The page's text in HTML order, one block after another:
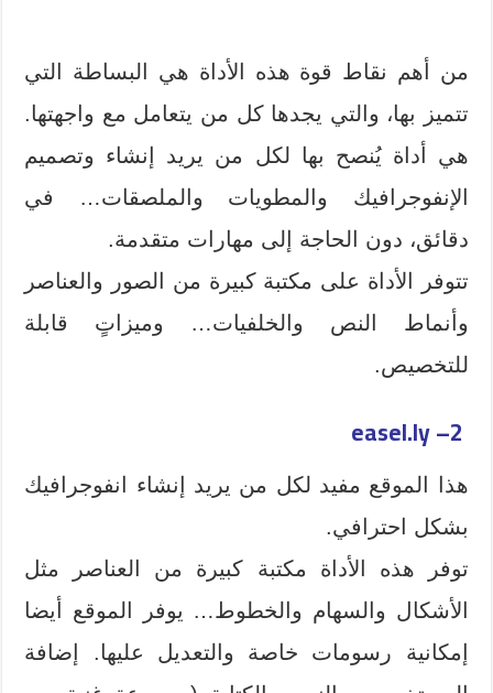
من أهم نقاط قوة هذه الأداة هي البساطة التي
تتميز بها، والتي يجدها كل من يتعامل مع واجهتها.
هي أداة يُنصح بها لكل من يريد إنشاء وتصميم
الإنفوجرافيك والمطويات والملصقات… في
دقائق، دون الحاجة إلى مهارات متقدمة.
تتوفر الأداة على مكتبة كبيرة من الصور والعناصر
وأنماط النص والخلفيات… وميزاتٍ قابلة
للتخصيص.
2
هذا الموقع مفيد لكل من يريد إنشاء انفوجرافيك
بشكل احترافي.
توفر هذه الأداة مكتبة كبيرة من العناصر مثل
الأشكال والسهام والخطوط… يوفر الموقع أيضا
إمكانية رسومات خاصة والتعديل عليها. إضافة